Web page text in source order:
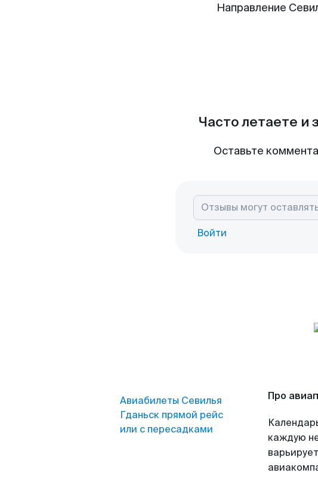
Направление
Часто летаете и
Оставьте
Войти
Авиабилеты Севилья
Гданьск прямой рейс
или с пересадками
Про
каждую